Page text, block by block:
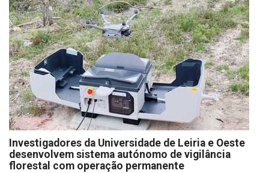
Investigadores da Universidade de Leiria e Oeste
desenvolvem sistema autónomo de vigilância
florestal com operação permanente